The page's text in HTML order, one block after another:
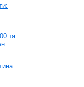
та